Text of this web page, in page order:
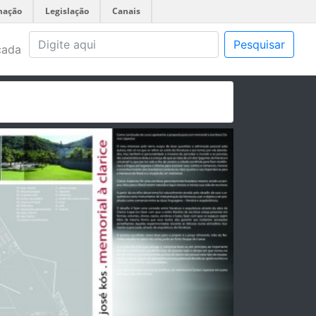
Legislação Canais
Pesquisar